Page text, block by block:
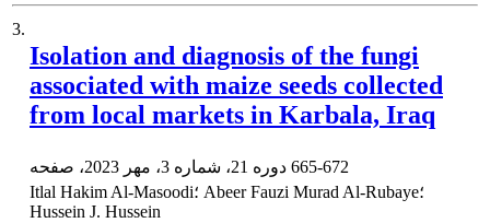
3.
Isolation and diagnosis of the fungi
associated with maize seeds collected
from local markets in Karbala, Iraq
665-672
Itlal Hakim Al-Masoodi؛ Abeer Fauzi Murad Al-Rubaye؛
Hussein J. Hussein